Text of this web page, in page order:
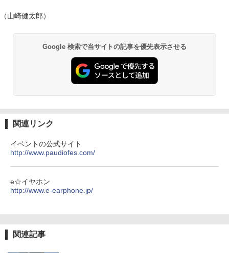
（山崎健太郎）
Google 検索で当サイトの記事を優先表示させる
関連リンク
イベントの公式サイト
http://www.paudiofes.com/
e☆イヤホン
http://www.e-earphone.jp/
関連記事